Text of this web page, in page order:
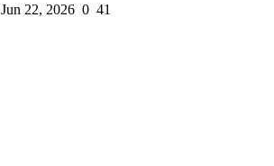
Jun 22, 2026 0 41